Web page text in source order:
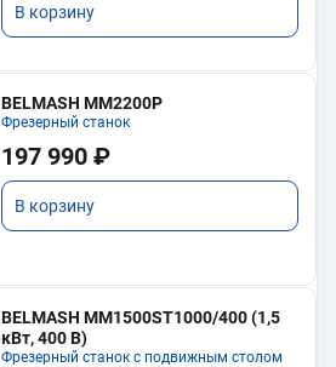
В корзину
BELMASH MM2200P
Фрезерный станок
197 990 ₽
В корзину
BELMASH MM1500ST1000/400 (1,5
кВт, 400 В)
Фрезерный станок с подвижным столом